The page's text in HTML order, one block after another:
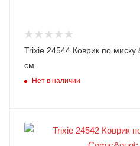
Trixie 24544 Коврик по
см
Нет в наличии